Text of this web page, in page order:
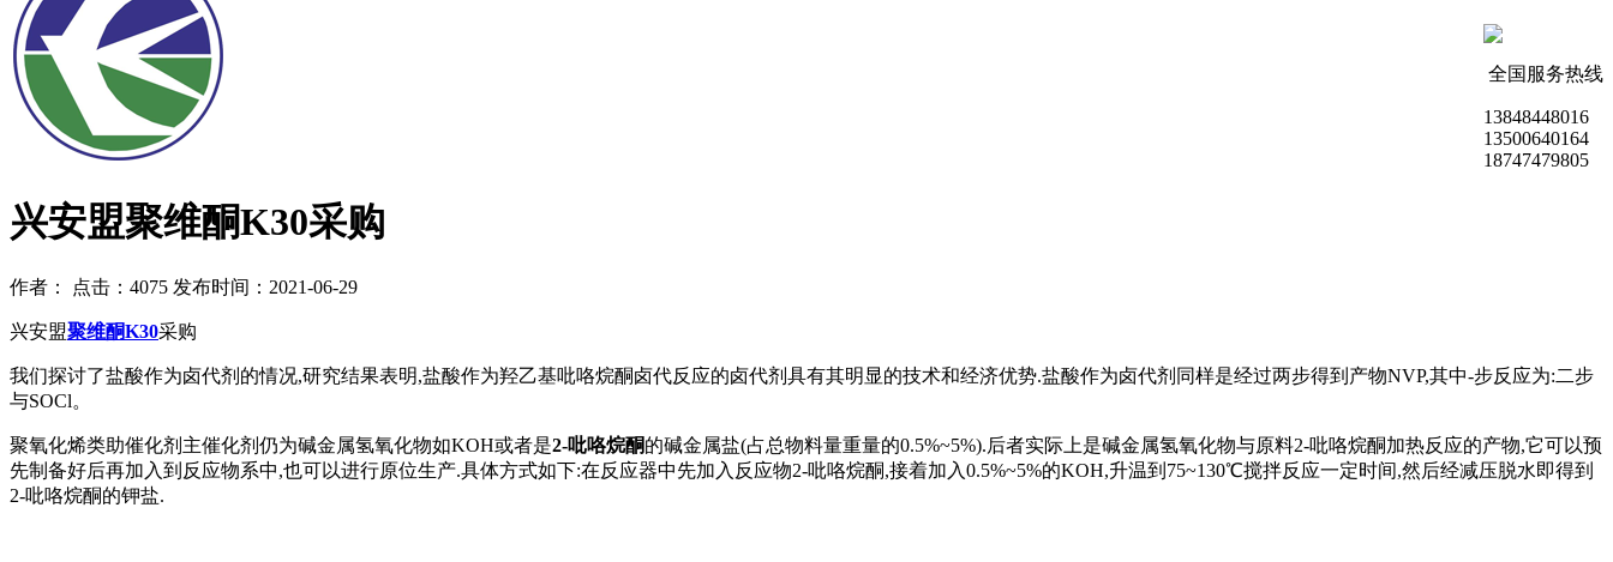
全国服务热线
13848448016
13500640164
18747479805
兴安盟聚维酮K30采购
作者： 点击：4075 发布时间：2021-06-29
兴安盟聚维酮K30采购
我们探讨了盐酸作为卤代剂的情况,研究结果表明,盐酸作为羟乙基吡咯烷酮卤代反应的卤代剂具有其明显的技术和经济优势.盐酸作为卤代剂同样是经过两步得到产物NVP,其中-步反应为:二步
与SOCl。
聚氧化烯类助催化剂主催化剂仍为碱金属氢氧化物如KOH或者是2-吡咯烷酮的碱金属盐(占总物料量重量的0.5%~5%).后者实际上是碱金属氢氧化物与原料2-吡咯烷酮加热反应的产物,它可以预
先制备好后再加入到反应物系中,也可以进行原位生产.具体方式如下:在反应器中先加入反应物2-吡咯烷酮,接着加入0.5%~5%的KOH,升温到75~130℃搅拌反应一定时间,然后经减压脱水即得到
2-吡咯烷酮的钾盐.